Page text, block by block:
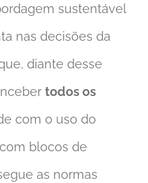
sustentável
nas decisões da
diante desse
todos os
com o uso do
blocos de
as normas